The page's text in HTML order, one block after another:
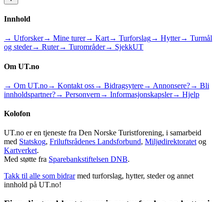
Innhold
→ Utforsker→ Mine turer→ Kart→ Turforslag→ Hytter→ Turmål
og steder→ Ruter→ Turområder→ SjekkUT
Om UT.no
→ Om UT.no→ Kontakt oss→ Bidragsytere→ Annonsere?→ Bli
innholdspartner?→ Personvern → Informasjonskapsler→ Hjelp
Kolofon
UT.no er en tjeneste fra Den Norske Turistforening, i samarbeid
med Statskog, Friluftsrådenes Landsforbund, Miljødirektoratet og
Kartverket.
Med støtte fra Sparebankstiftelsen DNB.
Takk til alle som bidrar med turforslag, hytter, steder og annet
innhold på UT.no!